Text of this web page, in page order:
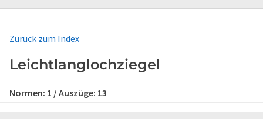
Zurück zum Index
Leichtlanglochziegel
Normen: 1 / Auszüge: 13